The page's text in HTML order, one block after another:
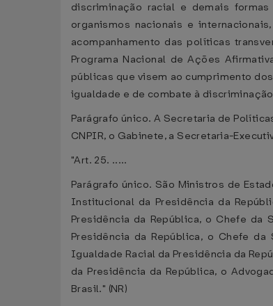
discriminação racial e demais
organismos nacionais e
acompanhamento das políticas
Programa Nacional de Ações
públicas que visem ao cumprimento
igualdade e de combate à
Parágrafo único. A Secretaria de
CNPIR, o Gabinete, a Secretaria-
"Art. 25. .....
Parágrafo único. São Ministros de
Institucional da Presidência da
Presidência da República, o Chefe da
Presidência da República, o Chefe
Igualdade Racial da Presidência da
da Presidência da República, o
Brasil." (NR)